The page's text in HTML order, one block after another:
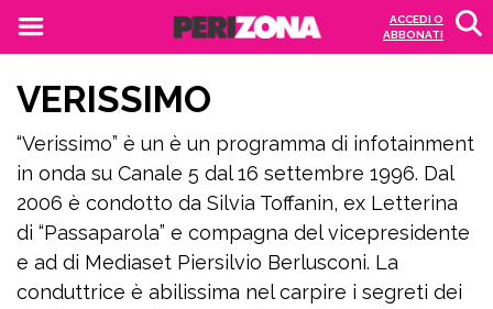
ACCEDI O
ABBONATI
VERISSIMO
“Verissimo” è un è un programma di infotainment
in onda su Canale 5 dal 16 settembre 1996. Dal
2006 è condotto da Silvia Toffanin, ex Letterina
di “Passaparola” e compagna del vicepresidente
e ad di Mediaset Piersilvio Berlusconi. La
conduttrice è abilissima nel carpire i segreti dei